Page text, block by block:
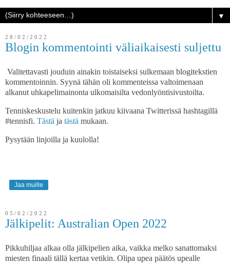
▼
28/02/2022
Blogin kommentointi väliaikaisesti suljettu
Valitettavasti jouduin ainakin toistaiseksi sulkemaan blogitekstien
kommentoinnin. Syynä tähän oli kommenteissa valtoimenaan
alkanut uhkapelimainonta ulkomaisilta vedonlyöntisivustoilta.
Tenniskeskustelu kuitenkin jatkuu kiivaana Twitterissä hashtagillä
#tennisfi. Tästä ja tästä mukaan.
Pysytään linjoilla ja kuulolla!
Jaa muille
05/02/2022
Jälkipelit: Australian Open 2022
Pikkuhiljaa alkaa olla jälkipelien aika, vaikka melko sanattomaksi
miesten finaali tällä kertaa vetikin. Olipa upea päätös upealle